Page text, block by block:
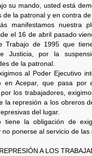
su mando, usted está
de la patronal y en contra
manifestamos nuestra
el 16 de abril pasado
Trabajo de 1995 que
Justicia, por la
de la patronal.
al Poder Ejecutivo
en Acepar, que pasa por
los trabajadores,
la represión a los obreros
del lugar.
tiene la obligación de
no ponerse al servicio de
A LOS